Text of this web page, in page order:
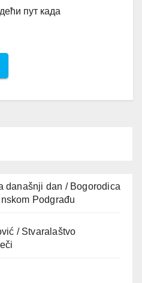
пут када
današnji dan / Bogorodica
Podgrađu
/ Stvaralaštvo